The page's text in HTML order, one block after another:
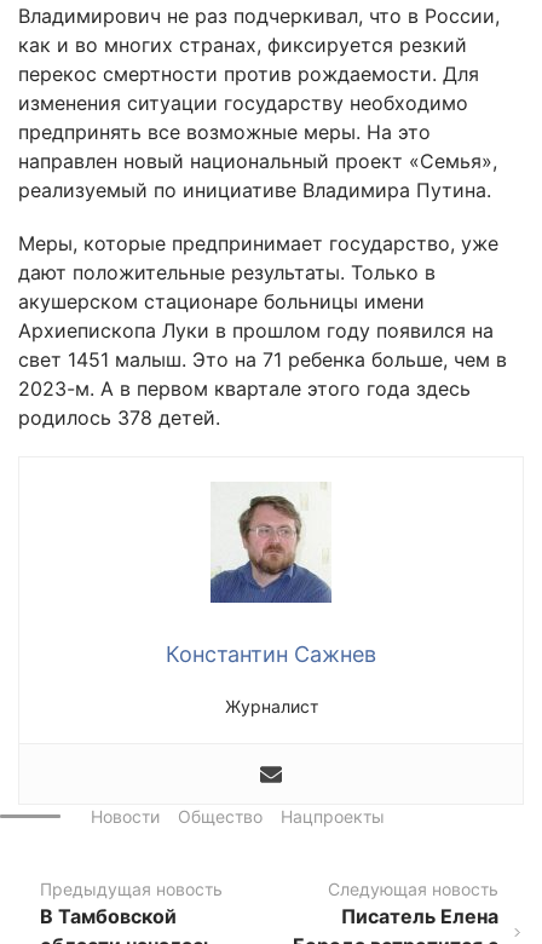
Владимирович не раз подчеркивал, что в России,
как и во многих странах, фиксируется резкий
перекос смертности против рождаемости. Для
изменения ситуации государству необходимо
предпринять все возможные меры. На это
направлен новый национальный проект «Семья»,
реализуемый по инициативе Владимира Путина.
Меры, которые предпринимает государство, уже
дают положительные результаты. Только в
акушерском стационаре больницы имени
Архиепископа Луки в прошлом году появился на
свет 1451 малыш. Это на 71 ребенка больше, чем в
2023-м. А в первом квартале этого года здесь
родилось 378 детей.
Константин Сажнев
Журналист
Новости Общество Нацпроекты
Предыдущая новость
В Тамбовской
Следующая новость
Писатель Елена